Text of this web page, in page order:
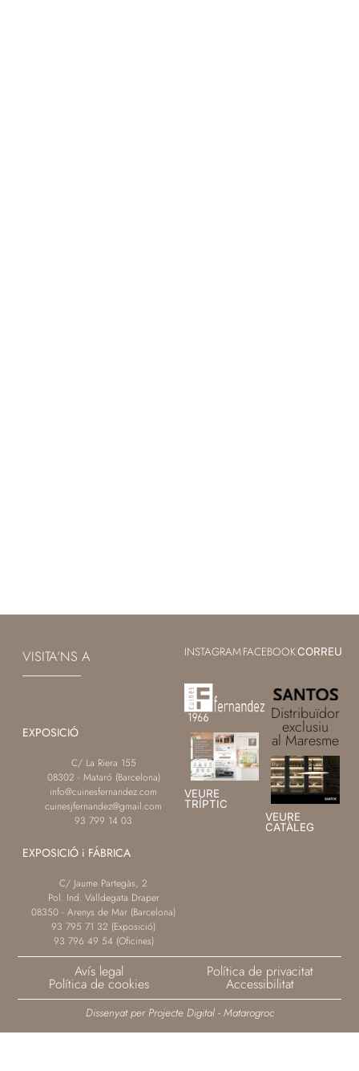
VISITA’NS A
EXPOSICIÓ
C/ La Riera 155
08302 - Mataró (Barcelona)
info@cuinesfernandez.com
cuinesjfernandez@gmail.com
93 799 14 03
EXPOSICIÓ i FÁBRICA
C/ Jaume Partegàs, 2
Pol. Ind. Valldegata Draper
08350 - Arenys de Mar (Barcelona)
93 795 71 32 (Exposició)
93 796 49 54 (Oficines)
INSTAGRAMFACEBOOKCORREU
VEURE
TRÍPTIC
Distribuïdor
exclusiu
al Maresme
VEURE
CATÀLEG
Avís legal Política de privacitat
Política de cookies Accessibilitat
Dissenyat per Projecte Digital - Matarogroc